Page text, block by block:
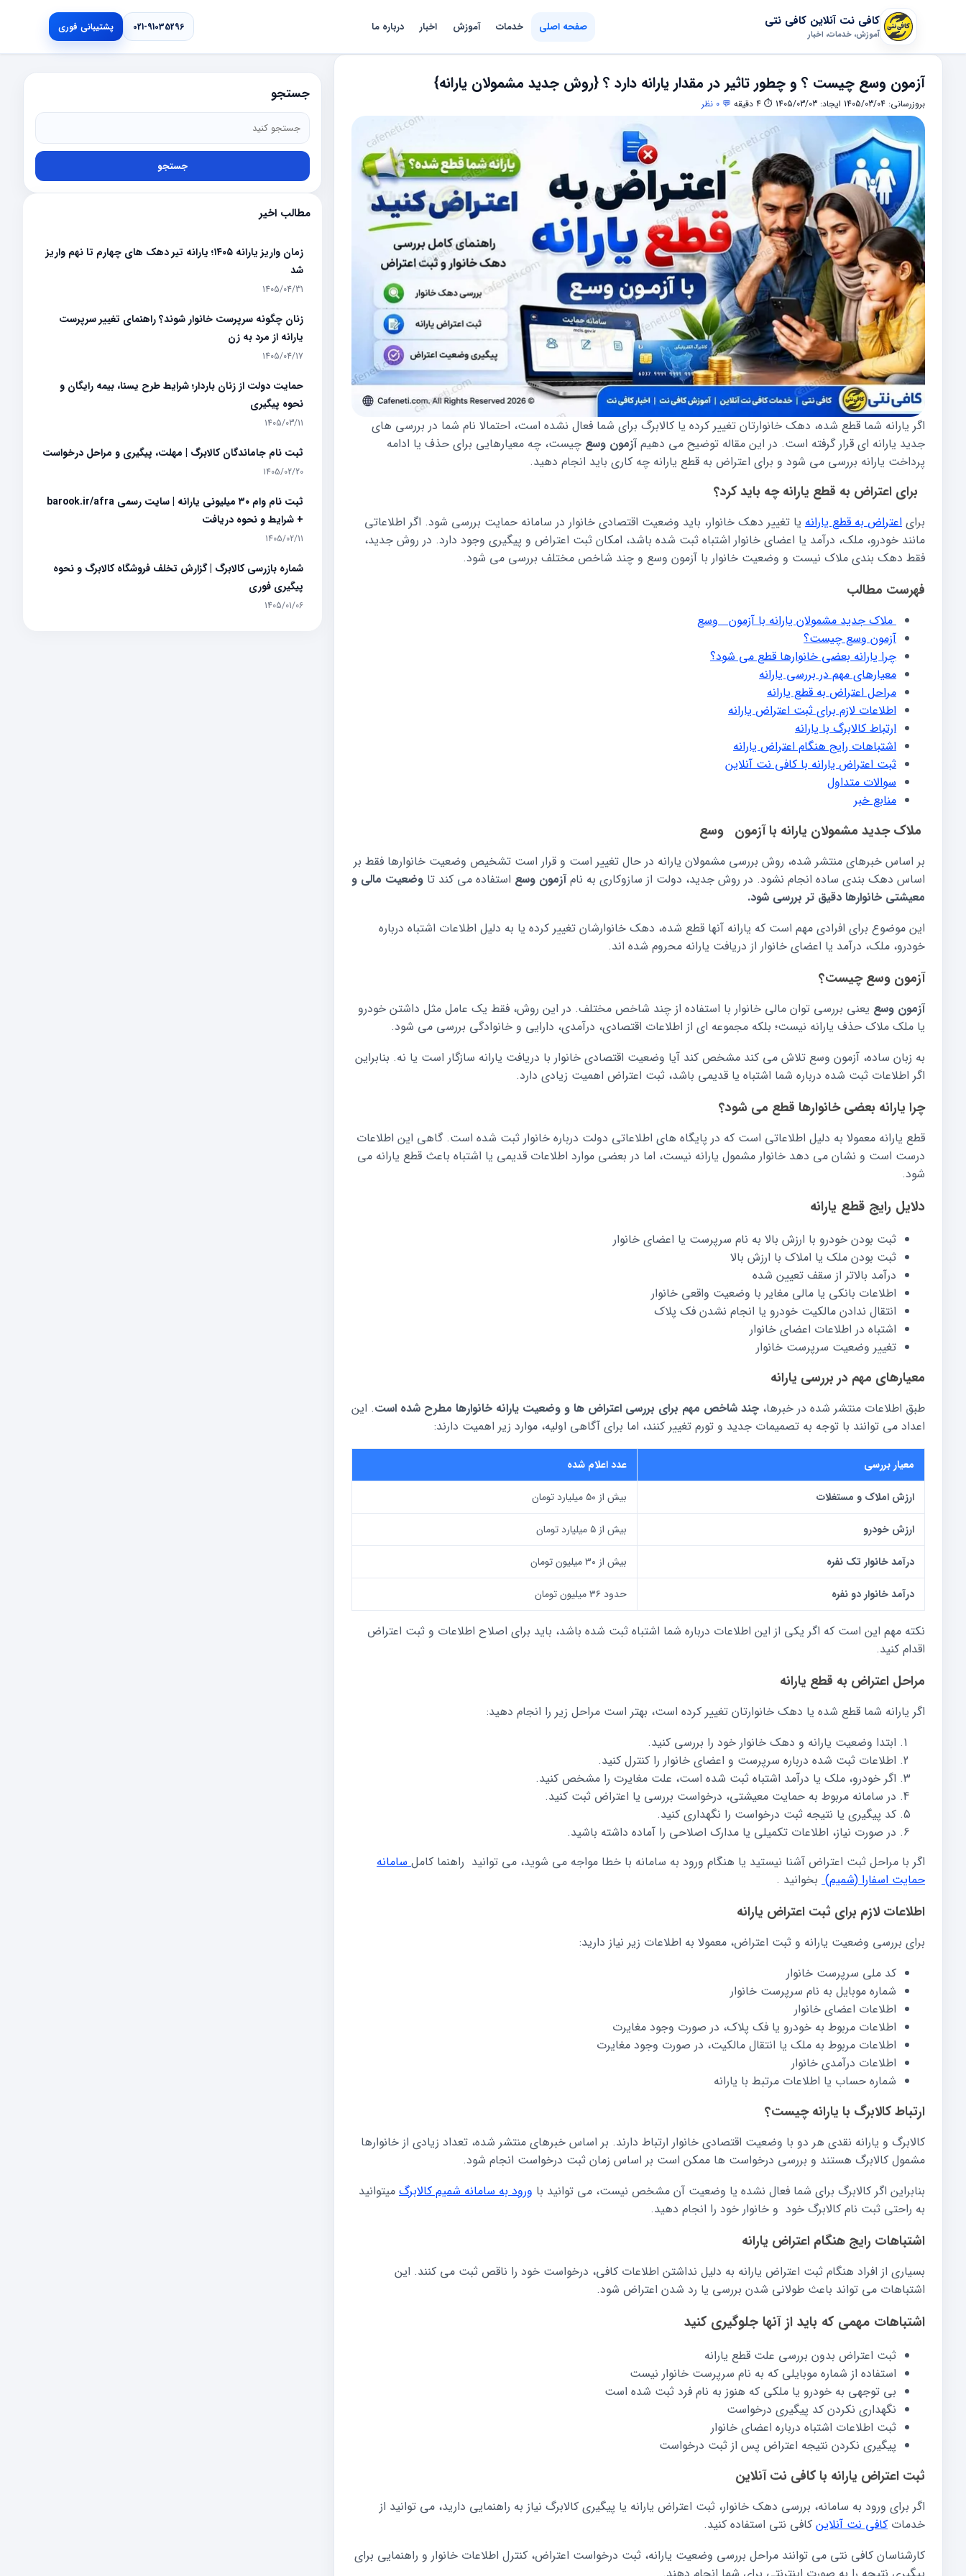
کافی نت آنلاین کافی نتی
آموزش، خدمات، اخبار
صفحه اصلی خدمات آموزش اخبار درباره ما 021-91035296 پشتیبانی فوری
آزمون وسع چیست ؟ و چطور تاثیر در مقدار یارانه دارد ؟ {روش جدید مشمولان یارانه}
بروزرسانی: 1405/03/04 ایجاد: 1405/03/03 ⏱ 4 دقیقه 💬 0 نظر
اگر یارانه شما قطع شده، دهک خانوارتان تغییر کرده یا کالابرگ برای شما فعال نشده است، احتمالا نام شما در بررسی های
جدید یارانه ای قرار گرفته است. در این مقاله توضیح می دهیم آزمون وسع چیست، چه معیارهایی برای حذف یا ادامه
پرداخت یارانه بررسی می شود و برای اعتراض به قطع یارانه چه کاری باید انجام دهید.
برای اعتراض به قطع یارانه چه باید کرد؟
برای اعتراض به قطع یارانه یا تغییر دهک خانوار، باید وضعیت اقتصادی خانوار در سامانه حمایت بررسی شود. اگر اطلاعاتی
مانند خودرو، ملک، درآمد یا اعضای خانوار اشتباه ثبت شده باشد، امکان ثبت اعتراض و پیگیری وجود دارد. در روش جدید،
فقط دهک بندی ملاک نیست و وضعیت خانوار با آزمون وسع و چند شاخص مختلف بررسی می شود.
فهرست مطالب
ملاک جدید مشمولان یارانه با آزمون وسع
آزمون وسع چیست؟
چرا یارانه بعضی خانوارها قطع می شود؟
معیارهای مهم در بررسی یارانه
مراحل اعتراض به قطع یارانه
اطلاعات لازم برای ثبت اعتراض یارانه
ارتباط کالابرگ با یارانه
اشتباهات رایج هنگام اعتراض یارانه
ثبت اعتراض یارانه با کافی نت آنلاین
سوالات متداول
منابع خبر
ملاک جدید مشمولان یارانه با آزمون وسع
بر اساس خبرهای منتشر شده، روش بررسی مشمولان یارانه در حال تغییر است و قرار است تشخیص وضعیت خانوارها فقط بر
اساس دهک بندی ساده انجام نشود. در روش جدید، دولت از سازوکاری به نام آزمون وسع استفاده می کند تا وضعیت مالی و
معیشتی خانوارها دقیق تر بررسی شود.
این موضوع برای افرادی مهم است که یارانه آنها قطع شده، دهک خانوارشان تغییر کرده یا به دلیل اطلاعات اشتباه درباره
خودرو، ملک، درآمد یا اعضای خانوار از دریافت یارانه محروم شده اند.
آزمون وسع چیست؟
آزمون وسع یعنی بررسی توان مالی خانوار با استفاده از چند شاخص مختلف. در این روش، فقط یک عامل مثل داشتن خودرو
یا ملک ملاک حذف یارانه نیست؛ بلکه مجموعه ای از اطلاعات اقتصادی، درآمدی، دارایی و خانوادگی بررسی می شود.
به زبان ساده، آزمون وسع تلاش می کند مشخص کند آیا وضعیت اقتصادی خانوار با دریافت یارانه سازگار است یا نه. بنابراین
اگر اطلاعات ثبت شده درباره شما اشتباه یا قدیمی باشد، ثبت اعتراض اهمیت زیادی دارد.
چرا یارانه بعضی خانوارها قطع می شود؟
قطع یارانه معمولا به دلیل اطلاعاتی است که در پایگاه های اطلاعاتی دولت درباره خانوار ثبت شده است. گاهی این اطلاعات
درست است و نشان می دهد خانوار مشمول یارانه نیست، اما در بعضی موارد اطلاعات قدیمی یا اشتباه باعث قطع یارانه می
شود.
دلایل رایج قطع یارانه
ثبت بودن خودرو با ارزش بالا به نام سرپرست یا اعضای خانوار
ثبت بودن ملک یا املاک با ارزش بالا
درآمد بالاتر از سقف تعیین شده
اطلاعات بانکی یا مالی مغایر با وضعیت واقعی خانوار
انتقال ندادن مالکیت خودرو یا انجام نشدن فک پلاک
اشتباه در اطلاعات اعضای خانوار
تغییر وضعیت سرپرست خانوار
معیارهای مهم در بررسی یارانه
طبق اطلاعات منتشر شده در خبرها، چند شاخص مهم برای بررسی اعتراض ها و وضعیت یارانه خانوارها مطرح شده است. این
اعداد می توانند با توجه به تصمیمات جدید و تورم تغییر کنند، اما برای آگاهی اولیه، موارد زیر اهمیت دارند:
معیار بررسی عدد اعلام شده
ارزش املاک و مستغلات بیش از ۵۰ میلیارد تومان
ارزش خودرو بیش از ۵ میلیارد تومان
درآمد خانوار تک نفره بیش از ۳۰ میلیون تومان
درآمد خانوار دو نفره حدود ۳۶ میلیون تومان
نکته مهم این است که اگر یکی از این اطلاعات درباره شما اشتباه ثبت شده باشد، باید برای اصلاح اطلاعات و ثبت اعتراض
اقدام کنید.
مراحل اعتراض به قطع یارانه
اگر یارانه شما قطع شده یا دهک خانوارتان تغییر کرده است، بهتر است مراحل زیر را انجام دهید:
ابتدا وضعیت یارانه و دهک خانوار خود را بررسی کنید.
اطلاعات ثبت شده درباره سرپرست و اعضای خانوار را کنترل کنید.
اگر خودرو، ملک یا درآمد اشتباه ثبت شده است، علت مغایرت را مشخص کنید.
در سامانه مربوط به حمایت معیشتی، درخواست بررسی یا اعتراض ثبت کنید.
کد پیگیری یا نتیجه ثبت درخواست را نگهداری کنید.
در صورت نیاز، اطلاعات تکمیلی یا مدارک اصلاحی را آماده داشته باشید.
اگر با مراحل ثبت اعتراض آشنا نیستید یا هنگام ورود به سامانه با خطا مواجه می شوید، می توانید راهنما کاملسامانه
حمایت اسفارا (شمیم) بخوانید .
اطلاعات لازم برای ثبت اعتراض یارانه
برای بررسی وضعیت یارانه و ثبت اعتراض، معمولا به اطلاعات زیر نیاز دارید:
کد ملی سرپرست خانوار
شماره موبایل به نام سرپرست خانوار
اطلاعات اعضای خانوار
اطلاعات مربوط به خودرو یا فک پلاک، در صورت وجود مغایرت
اطلاعات مربوط به ملک یا انتقال مالکیت، در صورت وجود مغایرت
اطلاعات درآمدی خانوار
شماره حساب یا اطلاعات مرتبط با یارانه
ارتباط کالابرگ با یارانه چیست؟
کالابرگ و یارانه نقدی هر دو با وضعیت اقتصادی خانوار ارتباط دارند. بر اساس خبرهای منتشر شده، تعداد زیادی از خانوارها
مشمول کالابرگ هستند و بررسی درخواست ها ممکن است بر اساس زمان ثبت درخواست انجام شود.
بنابراین اگر کالابرگ برای شما فعال نشده یا وضعیت آن مشخص نیست، می توانید با ورود به سامانه شمیم کالابرگ میتوانید
به راحتی ثبت نام کالابرگ خود و خانوار خود را انجام دهید.
اشتباهات رایج هنگام اعتراض یارانه
بسیاری از افراد هنگام ثبت اعتراض یارانه به دلیل نداشتن اطلاعات کافی، درخواست خود را ناقص ثبت می کنند. این
اشتباهات می تواند باعث طولانی شدن بررسی یا رد شدن اعتراض شود.
اشتباهات مهمی که باید از آنها جلوگیری کنید
ثبت اعتراض بدون بررسی علت قطع یارانه
استفاده از شماره موبایلی که به نام سرپرست خانوار نیست
بی توجهی به خودرو یا ملکی که هنوز به نام فرد ثبت شده است
نگهداری نکردن کد پیگیری درخواست
ثبت اطلاعات اشتباه درباره اعضای خانوار
پیگیری نکردن نتیجه اعتراض پس از ثبت درخواست
ثبت اعتراض یارانه با کافی نت آنلاین
اگر برای ورود به سامانه، بررسی دهک خانوار، ثبت اعتراض یارانه یا پیگیری کالابرگ نیاز به راهنمایی دارید، می توانید از
خدمات کافی نت آنلاین کافی نتی استفاده کنید.
کارشناسان کافی نتی می توانند مراحل بررسی وضعیت یارانه، ثبت درخواست اعتراض، کنترل اطلاعات خانوار و راهنمایی برای
جستجو
جستجو
مطالب اخیر
زمان واریز یارانه ۱۴۰۵؛ یارانه تیر دهک های چهارم تا نهم واریز
شد
1405/04/31
زنان چگونه سرپرست خانوار شوند؟ راهنمای تغییر سرپرست
یارانه از مرد به زن
1405/04/17
حمایت دولت از زنان باردار؛ شرایط طرح یسنا، بیمه رایگان و
نحوه پیگیری
1405/03/11
ثبت نام جاماندگان کالابرگ | مهلت، پیگیری و مراحل درخواست
1405/02/20
ثبت نام وام ۳۰ میلیونی یارانه | سایت رسمی barook.ir/afra
+ شرایط و نحوه دریافت
1405/02/11
شماره بازرسی کالابرگ | گزارش تخلف فروشگاه کالابرگ و نحوه
پیگیری فوری
1405/01/06